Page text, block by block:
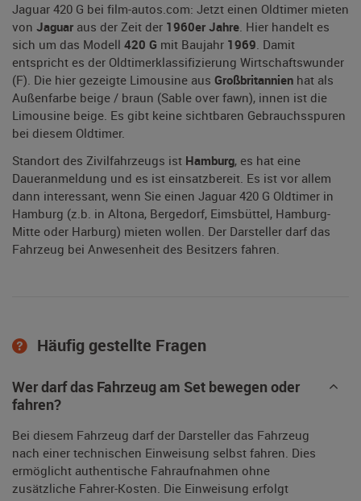
Jaguar 420 G bei film-autos.com: Jetzt einen Oldtimer mieten
von Jaguar aus der Zeit der 1960er Jahre. Hier handelt es
sich um das Modell 420 G mit Baujahr 1969. Damit
entspricht es der Oldtimerklassifizierung Wirtschaftswunder
(F). Die hier gezeigte Limousine aus Großbritannien hat als
Außenfarbe beige / braun (Sable over fawn), innen ist die
Limousine beige. Es gibt keine sichtbaren Gebrauchsspuren
bei diesem Oldtimer.
Standort des Zivilfahrzeugs ist Hamburg, es hat eine
Daueranmeldung und es ist einsatzbereit. Es ist vor allem
dann interessant, wenn Sie einen Jaguar 420 G Oldtimer in
Hamburg (z.b. in Altona, Bergedorf, Eimsbüttel, Hamburg-
Mitte oder Harburg) mieten wollen. Der Darsteller darf das
Fahrzeug bei Anwesenheit des Besitzers fahren.
Häufig gestellte Fragen
Wer darf das Fahrzeug am Set bewegen oder
fahren?
Bei diesem Fahrzeug darf der Darsteller das Fahrzeug
nach einer technischen Einweisung selbst fahren. Dies
ermöglicht authentische Fahraufnahmen ohne
zusätzliche Fahrer-Kosten. Die Einweisung erfolgt